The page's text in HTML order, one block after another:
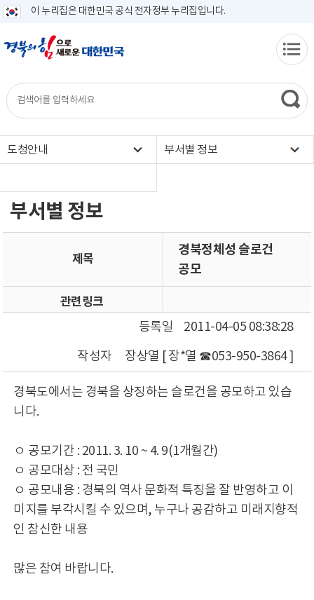
이 누리집은 대한민국 공식 전자정부 누리집입니다.
도청안내 부서별 정보
부서별 정보
제목
경북정체성 슬로건
공모
관련링크
등록일
2011-04-05 08:38:28
작성자
장상열 [ 장*열 ☎053-950-3864 ]
경북도에서는 경북을 상징하는 슬로건을 공모하고 있습
니다.
ㅇ 공모기간 : 2011. 3. 10 ~ 4. 9(1개월간)
ㅇ 공모대상 : 전 국민
ㅇ 공모내용 : 경북의 역사 문화적 특징을 잘 반영하고 이
미지를 부각시킬 수 있으며, 누구나 공감하고 미래지향적
인 참신한 내용
많은 참여 바랍니다.